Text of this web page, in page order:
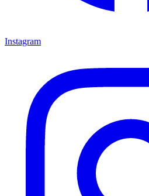
Instagram